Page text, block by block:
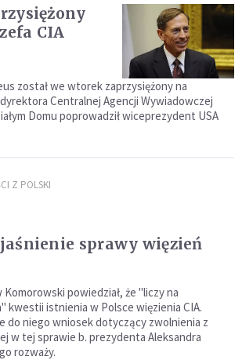
CIA
został we wtorek zaprzysiężony na
Centralnej Agencji Wywiadowczej
Domu poprowadził wiceprezydent USA
Z POLSKI
sprawy więzień
powiedział, że "liczy na
kwestii istnienia w Polsce więzienia CIA.
do niego wniosek dotyczący zwolnienia z
w tej sprawie b. prezydenta Aleksandra
rozważy.